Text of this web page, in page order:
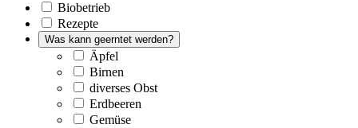
Biobetrieb
Rezepte
Was kann geerntet werden?
Äpfel
Birnen
diverses Obst
Erdbeeren
Gemüse